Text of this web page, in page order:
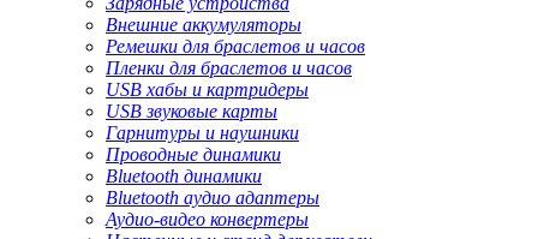
Внешние аккумуляторы
Ремешки для браслетов и часов
Пленки для браслетов и часов
USB хабы и картридеры
USB звуковые карты
Гарнитуры и наушники
Проводные динамики
Bluetooth динамики
Bluetooth аудио адаптеры
Аудио-видео конвертеры